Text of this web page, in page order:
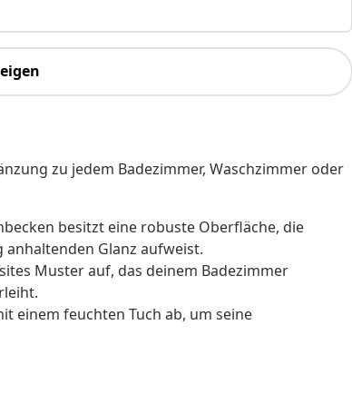
zu jedem Badezimmer, Waschzimmer oder
besitzt eine robuste Oberfläche, die
Glanz aufweist.
Muster auf, das deinem Badezimmer
einem feuchten Tuch ab, um seine